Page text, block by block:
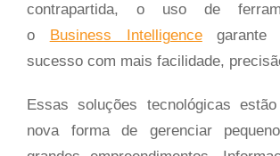
contrapartida, o uso de
o Business Intelligencegarante
sucesso com mais facilidade,
Essas soluções tecnológicas
nova forma de gerenciar